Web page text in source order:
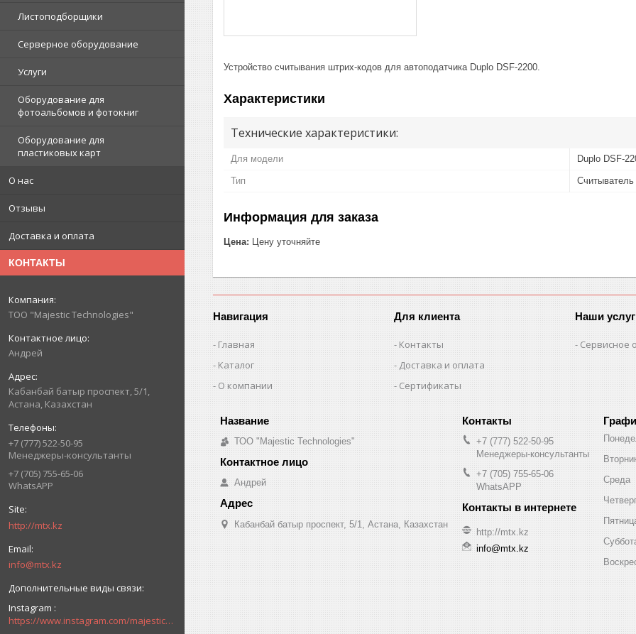
Листоподборщики
Серверное оборудование
Услуги
Оборудование для
фотоальбомов и фотокниг
Оборудование для
пластиковых карт
О нас
Отзывы
Доставка и оплата
КОНТАКТЫ
ТОО "Majestic Technologies"
Андрей
Кабанбай батыр проспект, 5/1,
Астана, Казахстан
+7 (777) 522-50-95
Менеджеры-консультанты
+7 (705) 755-65-06
WhatsAPP
http://mtx.kz
info@mtx.kz
Instagram
https://www.instagram.com/majestic_technologies.kz/
Устройство считывания штрих-кодов для автоподатчика Duplo DSF-2200.
Характеристики
Технические характеристики:
Для модели Duplo DSF-
Тип
Информация для заказа
Цена: Цену уточняйте
Навигация
Главная
Каталог
О компании
Для клиента
Контакты
Доставка и оплата
Сертификаты
Наши
Сервисное
ТОО "Majestic Technologies"
Андрей
Кабанбай батыр проспект, 5/1, Астана, Казахстан
+7 (777) 522-50-95
Менеджеры-консультанты
+7 (705) 755-65-06
WhatsAPP
http://mtx.kz
info@mtx.kz
Среда